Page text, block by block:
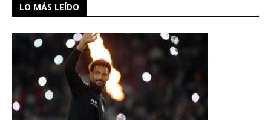
LO MÁS LEÍDO